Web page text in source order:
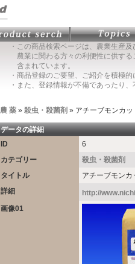
・この商品検索ページは、農業生産
農業に関わる方々の利便性に供する
含まれています。
・商品登録のご要望、ご紹介を積極
・また、登録情報が不備であったり
農 薬 » 殺虫・殺菌剤 » アチーブモンカ
データの詳細
ID
6
カテゴリー
殺虫・殺菌剤
タイトル
アチーブモン
詳細
http://
画像01